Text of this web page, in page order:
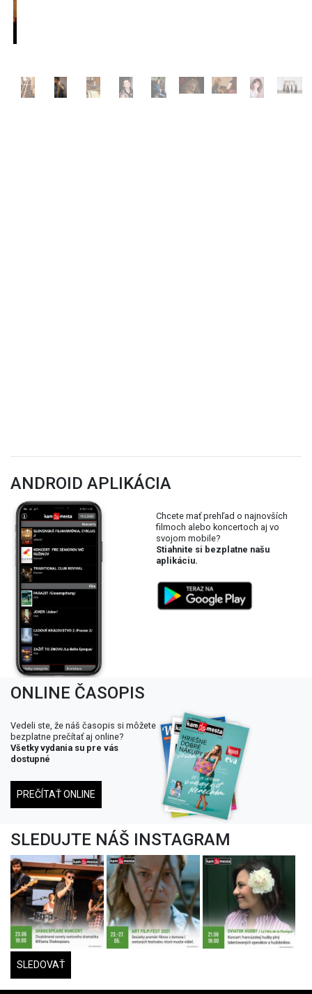
ANDROID APLIKÁCIA
Chcete mať prehľad o najnovších
filmoch alebo koncertoch aj vo
svojom mobile?
Stiahnite si bezplatne našu
ONLINE ČASOPIS
Vedeli ste, že náš časopis si môžete
bezplatne prečítať aj online?
PREČÍTAŤ ONLINE
SLEDUJTE NÁŠ INSTAGRAM